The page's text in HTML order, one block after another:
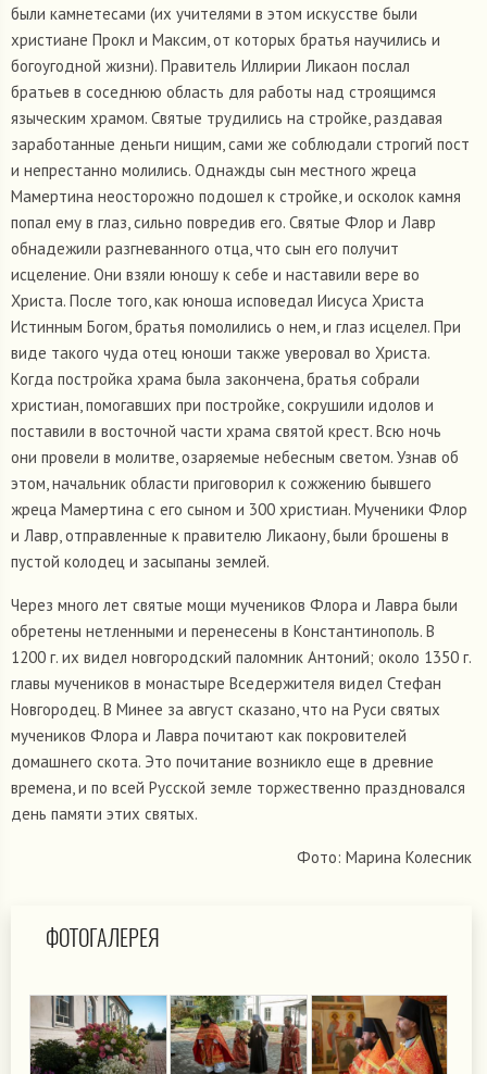
были камнетесами (их учителями в этом искусстве были
христиане Прокл и Максим, от которых братья научились и
богоугодной жизни). Правитель Иллирии Ликаон послал
братьев в соседнюю область для работы над строящимся
языческим храмом. Святые трудились на стройке, раздавая
заработанные деньги нищим, сами же соблюдали строгий пост
и непрестанно молились. Однажды сын местного жреца
Мамертина неосторожно подошел к стройке, и осколок камня
попал ему в глаз, сильно повредив его. Святые Флор и Лавр
обнадежили разгневанного отца, что сын его получит
исцеление. Они взяли юношу к себе и наставили вере во
Христа. После того, как юноша исповедал Иисуса Христа
Истинным Богом, братья помолились о нем, и глаз исцелел. При
виде такого чуда отец юноши также уверовал во Христа.
Когда постройка храма была закончена, братья собрали
христиан, помогавших при постройке, сокрушили идолов и
поставили в восточной части храма святой крест. Всю ночь
они провели в молитве, озаряемые небесным светом. Узнав об
этом, начальник области приговорил к сожжению бывшего
жреца Мамертина с его сыном и 300 христиан. Мученики Флор
и Лавр, отправленные к правителю Ликаону, были брошены в
пустой колодец и засыпаны землей.
Через много лет святые мощи мучеников Флора и Лавра были
обретены нетленными и перенесены в Константинополь. В
1200 г. их видел новгородский паломник Антоний; около 1350 г.
главы мучеников в монастыре Вседержителя видел Стефан
Новгородец. В Минее за август сказано, что на Руси святых
мучеников Флора и Лавра почитают как покровителей
домашнего скота. Это почитание возникло еще в древние
времена, и по всей Русской земле торжественно праздновался
день памяти этих святых.
Фото: Марина Колесник
ФОТОГАЛЕРЕЯ